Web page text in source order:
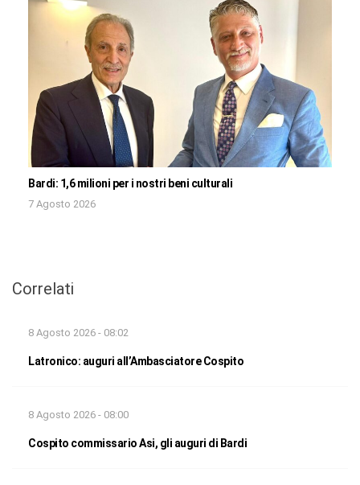
Bardi: 1,6 milioni per i nostri beni culturali
7 Agosto 2026
Correlati
8 Agosto 2026 - 08:02
Latronico: auguri all’Ambasciatore Cospito
8 Agosto 2026 - 08:00
Cospito commissario Asi, gli auguri di Bardi